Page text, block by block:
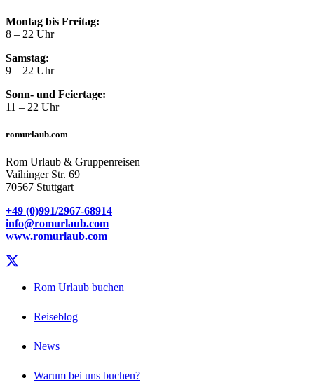
Montag bis Freitag:
8 – 22 Uhr
Samstag:
9 – 22 Uhr
Sonn- und Feiertage:
11 – 22 Uhr
romurlaub.com
Rom Urlaub & Gruppenreisen
Vaihinger Str. 69
70567 Stuttgart
+49 (0)991/2967-68914
info@romurlaub.com
www.romurlaub.com
Rom Urlaub buchen
Reiseblog
News
Warum bei uns buchen?